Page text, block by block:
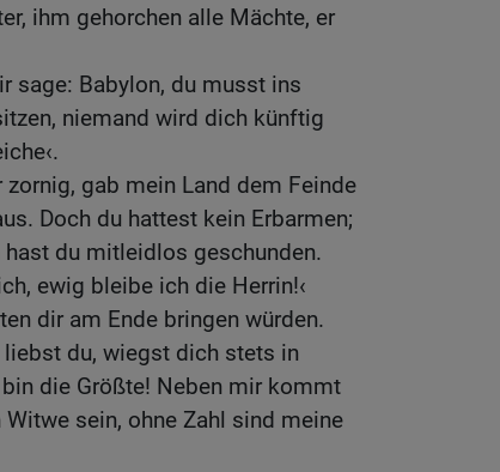
ihm gehorchen alle Mächte, er
sage: Babylon, du musst ins
niemand wird dich künftig
gab mein Land dem Feinde
Doch du hattest kein Erbarmen;
du mitleidlos geschunden.
ewig bleibe ich die Herrin!‹
dir am Ende bringen würden.
du, wiegst dich stets in
die Größte! Neben mir kommt
sein, ohne Zahl sind meine